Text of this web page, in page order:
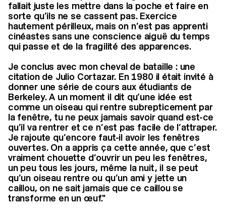
fallait juste les mettre dans la poche et faire en
sorte qu’ils ne se cassent pas. Exercice
hautement périlleux, mais on n’est pas apprenti
cinéastes sans une conscience aiguë du temps
qui passe et de la fragilité des apparences.
Je conclus avec mon cheval de bataille : une
citation de Julio Cortazar. En 1980 il était invité à
donner une série de cours aux étudiants de
Berkeley. A un moment il dit qu’une idée est
comme un oiseau qui rentre subrepticement par
la fenêtre, tu ne peux jamais savoir quand est-ce
qu’il va rentrer et ce n’est pas facile de l’attraper.
Je rajoute qu’encore faut-il avoir les fenêtres
ouvertes. On a appris ça cette année, que c’est
vraiment chouette d’ouvrir un peu les fenêtres,
un peu tous les jours, même la nuit, il se peut
qu’un oiseau rentre ou qu’un ami y jette un
caillou, on ne sait jamais que ce caillou se
transforme en un œuf."